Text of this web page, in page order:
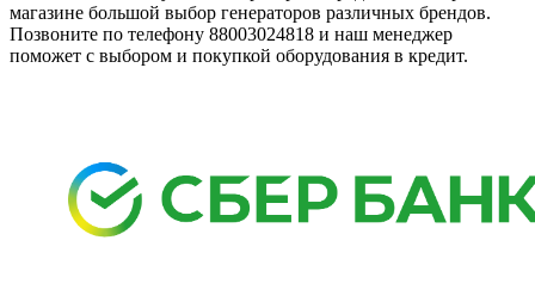
магазине большой выбор генераторов различных брендов.
Позвоните по телефону 88003024818 и наш менеджер
поможет с выбором и покупкой оборудования в кредит.